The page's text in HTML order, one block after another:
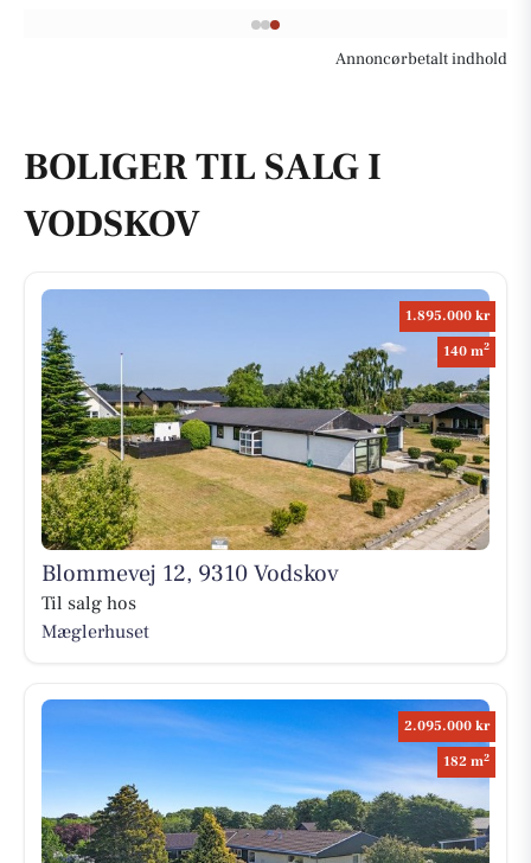
Annoncørbetalt indhold
BOLIGER TIL SALG I
VODSKOV
1.895.000 kr
140 m2
Blommevej 12, 9310 Vodskov
Til salg hos
Mæglerhuset
2.095.000 kr
182 m2